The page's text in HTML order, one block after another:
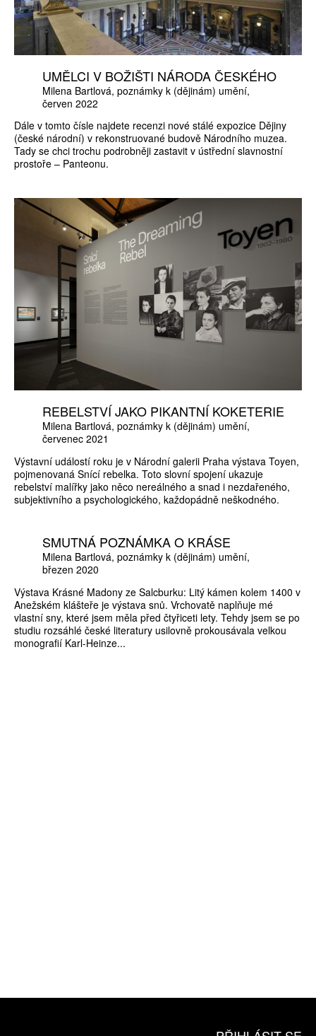
UMĚLCI V BOŽIŠTI NÁRODA ČESKÉHO
Milena Bartlová poznámky k (dějinám) umění
červen 2022
Dále v tomto čísle najdete recenzi nové stálé expozice Dějiny
(české národní) v rekonstruované budově Národního muzea.
Tady se chci trochu podrobněji zastavit v ústřední slavnostní
prostoře – Panteonu.
REBELSTVÍ JAKO PIKANTNÍ KOKETERIE
Milena Bartlová poznámky k (dějinám) umění
červenec 2021
Výstavní událostí roku je v Národní galerii Praha výstava Toyen,
pojmenovaná Snící rebelka. Toto slovní spojení ukazuje
rebelství malířky jako něco nereálného a snad i nezdařeného,
subjektivního a psychologického, každopádně neškodného.
SMUTNÁ POZNÁMKA O KRÁSE
Milena Bartlová poznámky k (dějinám) umění
březen 2020
Výstava Krásné Madony ze Salcburku: Litý kámen kolem 1400 v
Anežském klášteře je výstava snů. Vrchovatě naplňuje mé
vlastní sny, které jsem měla před čtyřiceti lety. Tehdy jsem se po
studiu rozsáhlé české literatury usilovně prokousávala velkou
monografií Karl-Heinze...